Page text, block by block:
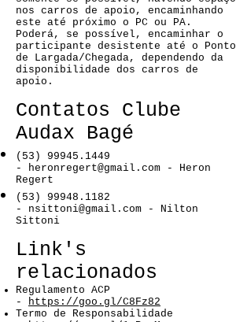
nos carros de apoio, encaminhando
este até próximo o PC ou PA.
Poderá, se possível, encaminhar o
participante desistente até o Ponto
de Largada/Chegada, dependendo da
disponibilidade dos carros de
apoio.
Contatos Clube
Audax Bagé
(53) 99945.1449
- heronregert@gmail.com - Heron
Regert
(53) 99948.1182
- nsittoni@gmail.com - Nilton
Sittoni
Link's
relacionados
Regulamento ACP
- https://goo.gl/C8Fz82
Termo de Responsabilidade